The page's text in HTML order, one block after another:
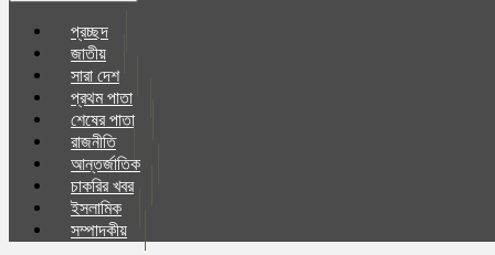
প্রচ্ছদ
জাতীয়
সারা দেশ
প্রথম পাতা
শেষের পাতা
রাজনীতি
আন্তর্জাতিক
চাকরির খবর
ইসলা‌মিক
সম্পাদকীয়